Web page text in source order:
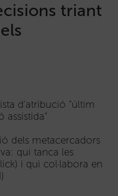
triant
d’atribució “últim
assistida”
dels metacercadors
qui tanca les
i qui col·labora en